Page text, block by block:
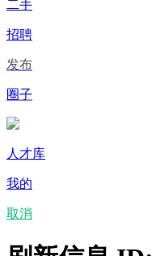
二手
招聘
发布
圈子
人才库
我的
取消